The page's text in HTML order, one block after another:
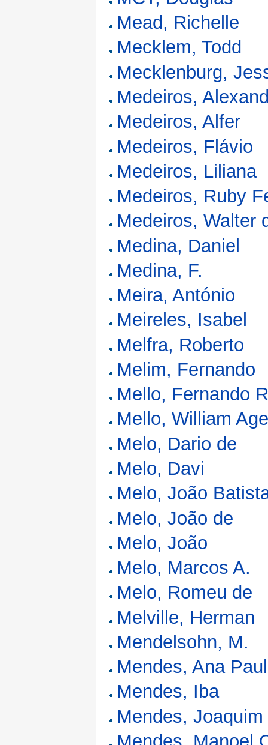
Mead, Richelle
Mecklem, Todd
Mecklenburg,
Medeiros,
Medeiros, Alfer
Medeiros, Flávio
Medeiros, Liliana
Medeiros, Ruby
Medeiros, Walter
Medina, Daniel
Medina, F.
Meira, António
Meireles, Isabel
Melfra, Roberto
Melim, Fernando
Mello, Fernando
Mello, William
Melo, Dario de
Melo, Davi
Melo, João
Melo, João de
Melo, João
Melo, Marcos A.
Melo, Romeu de
Melville, Herman
Mendelsohn, M.
Mendes, Ana
Mendes, Iba
Mendes, Joaquim